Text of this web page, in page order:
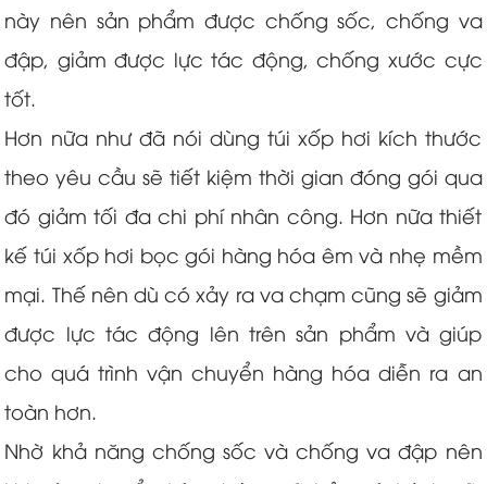
này nên sản phẩm được chống sốc, chống va
đập, giảm được lực tác động, chống xước cực
tốt.
Hơn nữa như đã nói dùng túi xốp hơi kích thước
theo yêu cầu sẽ tiết kiệm thời gian đóng gói qua
đó giảm tối đa chi phí nhân công. Hơn nữa thiết
kế túi xốp hơi bọc gói hàng hóa êm và nhẹ mềm
mại. Thế nên dù có xảy ra va chạm cũng sẽ giảm
được lực tác động lên trên sản phẩm và giúp
cho quá trình vận chuyển hàng hóa diễn ra an
toàn hơn.
Nhờ khả năng chống sốc và chống va đập nên